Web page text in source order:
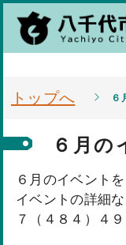
トップへ ６
６月の
６月のイベント
イベントの詳細
７（４８４）４